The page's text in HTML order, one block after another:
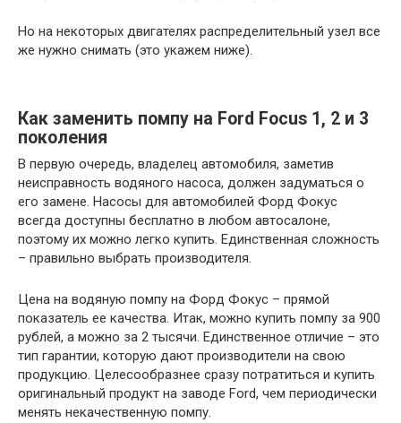
Но на некоторых двигателях распределительный узел все
же нужно снимать (это укажем ниже).
Как заменить помпу на Ford Focus 1, 2 и 3
поколения
В первую очередь, владелец автомобиля, заметив
неисправность водяного насоса, должен задуматься о
его замене. Насосы для автомобилей Форд Фокус
всегда доступны бесплатно в любом автосалоне,
поэтому их можно легко купить. Единственная сложность
– правильно выбрать производителя.
Цена на водяную помпу на Форд Фокус – прямой
показатель ее качества. Итак, можно купить помпу за 900
рублей, а можно за 2 тысячи. Единственное отличие – это
тип гарантии, которую дают производители на свою
продукцию. Целесообразнее сразу потратиться и купить
оригинальный продукт на заводе Ford, чем периодически
менять некачественную помпу.